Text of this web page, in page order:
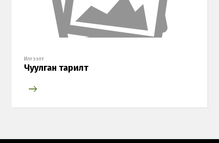
Илгээлт
Чуулган тарилт